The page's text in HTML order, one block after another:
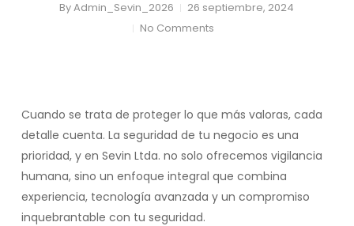
ByAdmin_Sevin_2026
26 septiembre, 2024
No Comments
Cuando se trata de proteger lo que más valoras, cada
detalle cuenta. La seguridad de tu negocio es una
prioridad, y en Sevin Ltda. no solo ofrecemos vigilancia
humana, sino un enfoque integral que combina
experiencia, tecnología avanzada y un compromiso
inquebrantable con tu seguridad.